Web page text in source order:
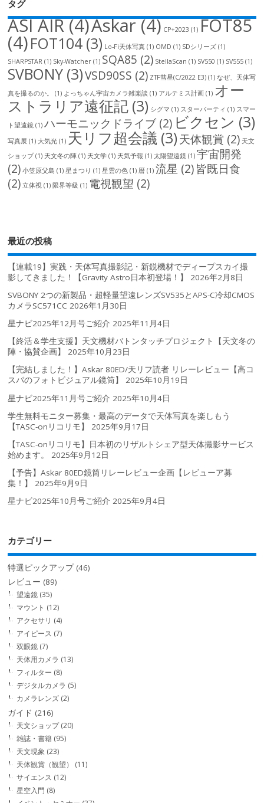
タグ
ASI AIR(4)Askar(4) CP+2023 (1) FOT85
(4)FOT104 (3) Lo-Fi天体写真 (1) OMD (1) SDシリーズ (1)
SHARPSTAR (1) Sky-Watcher (1) SQA85 (2) StellaScan (1) SV550 (1) SV555 (1)
SVBONY (3)VSD90SS (2) ZTF彗星(C/2022 E3) (1) なぜ、天体写
真を撮るのか。
(1) よっちゃん宇宙カメラ雑楽談 (1) アルテミス計画 (1) オー
ストラリア遠征記 (3) シグマ (1) スターパーティ (1) スマー
ト望遠鏡 (1) ハーモニックドライブ (2) ビクセン (3)
写真展 (1) 大気光 (1) 天リフ超会議 (3)天体観賞 (2) 天文
ショップ(1) 天文冬の陣 (1) 天文学 (1) 天気予報 (1) 太陽望遠鏡 (1) 宇宙開発
(2) 小笠原父島 (1) 星まつり (1) 星雲の色 (1) 暦 (1) 流星 (2)皆既日食
(2) 立体視 (1) 限界等級 (1) 電視観望 (2)
最近の投稿
【連載19】実践・天体写真撮影記・新鋭機材でディープスカイ撮
影してきました！【Gravity Astro日本初登場！】
2026年2月8日
SVBONY 2つの新製品・超軽量望遠レンズSV535とAPS-C冷却CMOS
カメラSC571CC 2026年1月30日
星ナビ2025年12月号ご紹介 2025年11月4日
【終活＆学生支援】天文機材バトンタッチプロジェクト【天文冬の
陣・協賛企画】
2025年10月23日
【完結しました！】Askar 80ED/天リフ読者 リレーレビュー【高コ
スパのフォトビジュアル鏡筒】
2025年10月19日
星ナビ2025年11月号ご紹介 2025年10月4日
学生無料モニター募集・最高のデータで天体写真を楽しもう
【TASC-onリコリモ】
2025年9月17日
【TASC-onリコリモ】日本初のリザルトシェア型天体撮影サービス
始めます。
2025年9月12日
【予告】Askar 80ED鏡筒リレーレビュー企画【レビューア募
集！】
2025年9月9日
星ナビ2025年10月号ご紹介 2025年9月4日
カテゴリー
特選ピックアップ(46)
レビュー (89)
望遠鏡 (35)
マウント (12)
アクセサリ (4)
アイピース (7)
双眼鏡 (7)
天体用カメラ (13)
フィルター (8)
デジタルカメラ (5)
カメラレンズ (2)
ガイド (216)
天文ショップ(20)
雑誌・書籍 (95)
天文現象 (23)
天体観賞（観望）
(11)
サイエンス (12)
星空入門 (8)